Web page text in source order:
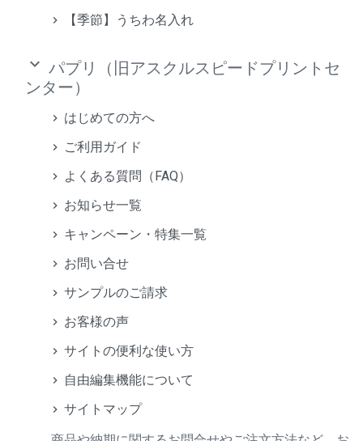
【季節】うちわ名入れ
keyboard_arrow_down パプリ（旧アスクルスピードプリントセ
ンター）
はじめての方へ
ご利用ガイド
よくある質問（FAQ）
お知らせ一覧
キャンペーン・特集一覧
お問い合せ
サンプルのご請求
お客様の声
サイトの便利な使い方
自由編集機能について
サイトマップ